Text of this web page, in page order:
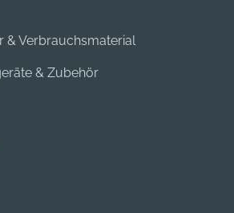
& Verbrauchsmaterial
& Zubehör